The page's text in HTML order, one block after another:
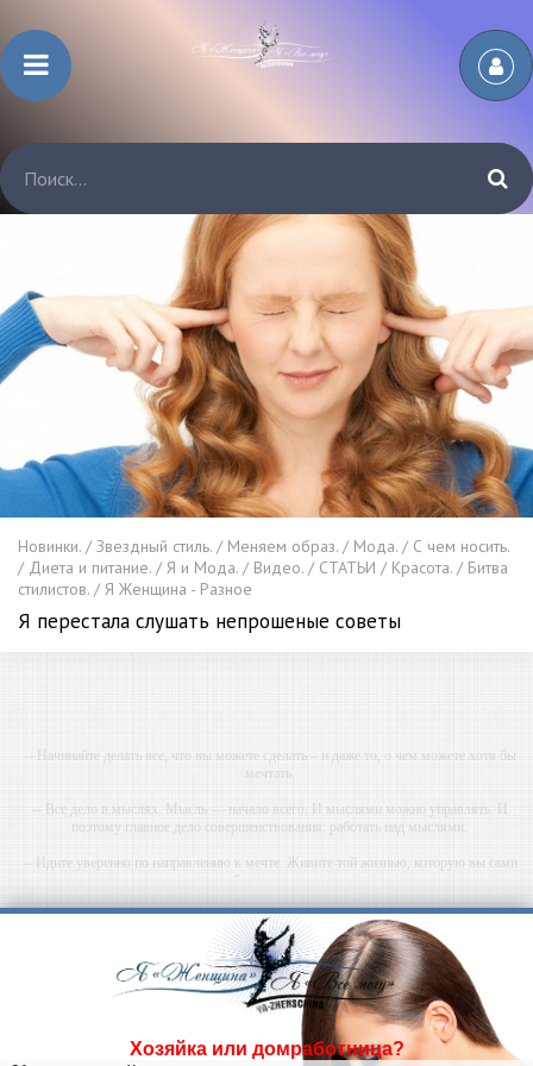
Новинки. / Звездный стиль. / Меняем образ. / Мода. / С чем носить.
/ Диета и питание. / Я и Мода. / Видео. / СТАТЬИ / Красота. / Битва
стилистов. / Я Женщина - Разное
Я перестала слушать непрошеные советы
-- Начинайте делать все, что вы можете сделать – и даже то, о чем можете хотя бы
мечтать.
-- Все дело в мыслях. Мысль — начало всего. И мыслями можно управлять. И
поэтому главное дело совершенствования: работать над мыслями.
-- Идите уверенно по направлению к мечте. Живите той жизнью, которую вы сами
-- Самое большое богатство — это ум. Самая большая нищета — глупость. Из всех
страхов самый пугающий — самолюбование.
-- Лучшее, что можно сделать с хорошим советом, это пропустить его мимо ушей. Он
никогда не бывает полезен никому, кроме того, кто его дал.
-- Люблю давать советы и очень не люблю, когда их дают мне.
Хозяйка или домработница?